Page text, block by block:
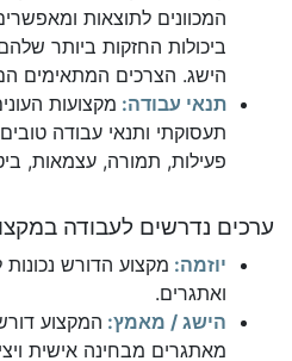
המכוונים לתוצאות
ביכולות החזקות ביותר
הישג. הצרכים המתאימים הם
תנאי עבודה: מקצועות
תעסוקתי ותנאי עבודה
פעילות, תמורה, עצמאות,
ערכים נדרשים לעבודה
יוזמה: מקצוע הדורש
ואתגרים.
הישג / מאמץ: המקצוע
מאתגרים מבחינה אישית